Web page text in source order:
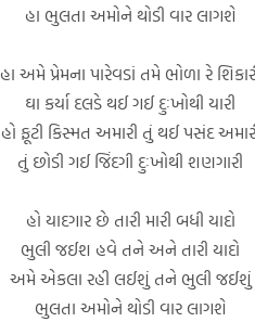
હા ભુલતા અમોને થોડી વાર લાગશે
હા અમે પ્રેમના પારેવડાં તમે ભોળા રે
ઘા કર્યા દલડે થઈ ગઈ દુઃખોથી યારી
હો ફૂટી કિસ્મત અમારી તું થઈ પસંદ
તું છોડી ગઈ જિંદગી દુઃખોથી શણગારી
હો યાદગાર છે તારી મારી બધી યાદો
ભુલી જઈશ હવે તને અને તારી યાદો
અમે એકલા રહી લઈશું તને ભુલી જઈશું
ભુલતા અમોને થોડી વાર લાગશે